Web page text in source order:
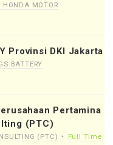
HONDA MOTOR
Provinsi DKI Jakarta
BATTERY
Pertamina
(PTC)
(PTC) Full Time